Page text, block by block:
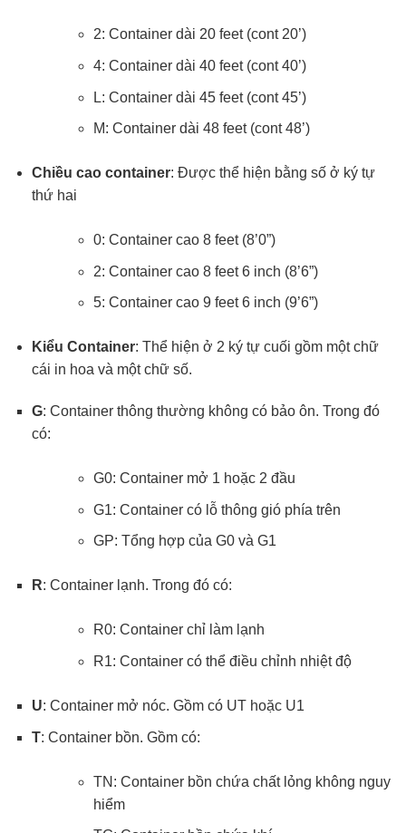
2: Container dài 20 feet (cont 20’)
4: Container dài 40 feet (cont 40’)
L: Container dài 45 feet (cont 45’)
M: Container dài 48 feet (cont 48’)
Chiều cao container: Được thể hiện bằng số ở ký tự
thứ hai
0: Container cao 8 feet (8’0”)
2: Container cao 8 feet 6 inch (8’6”)
5: Container cao 9 feet 6 inch (9’6”)
Kiểu Container: Thể hiện ở 2 ký tự cuối gồm một chữ
cái in hoa và một chữ số.
G: Container thông thường không có bảo ôn. Trong đó
có:
G0: Container mở 1 hoặc 2 đầu
G1: Container có lỗ thông gió phía trên
GP: Tổng hợp của G0 và G1
R: Container lạnh. Trong đó có:
R0: Container chỉ làm lạnh
R1: Container có thể điều chỉnh nhiệt độ
U: Container mở nóc. Gồm có UT hoặc U1
T: Container bồn. Gồm có:
TN: Container bồn chứa chất lỏng không nguy
hiểm